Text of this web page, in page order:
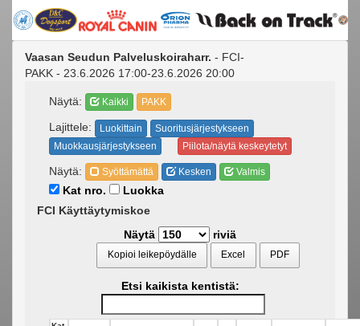
Vaasan Seudun Palveluskoiraharr. - FCI-
PAKK - 23.6.2026 17:00-23.6.2026 20:00
Näytä: Kaikki PAKK
Lajittele: Luokittain
Suoritusjärjestykseen
Muokkausjärjestykseen
Piilota/näytä keskeytetyt
Näytä: Syöttämättä Kesken Valmis
Kat nro.
Luokka
FCI Käyttäytymiskoe
Näytä
riviä
Kopioi leikepöydälle Excel PDF
Etsi kaikista kentistä: